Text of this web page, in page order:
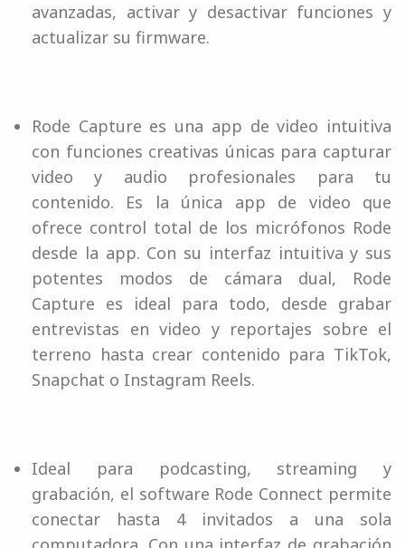
avanzadas, activar y desactivar funciones y
actualizar su firmware.
Rode Capture es una app de video intuitiva
con funciones creativas únicas para capturar
video y audio profesionales para tu
contenido. Es la única app de video que
ofrece control total de los micrófonos Rode
desde la app. Con su interfaz intuitiva y sus
potentes modos de cámara dual, Rode
Capture es ideal para todo, desde grabar
entrevistas en video y reportajes sobre el
terreno hasta crear contenido para TikTok,
Snapchat o Instagram Reels.
Ideal para podcasting, streaming y
grabación, el software Rode Connect permite
conectar hasta 4 invitados a una sola